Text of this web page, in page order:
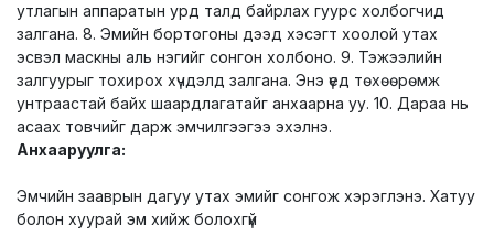
утлагын аппаратын урд талд байрлах гуурс холбогчид
залгана. 8. Эмийн бортогоны дээд хэсэгт хоолой утах
эсвэл маскны аль нэгийг сонгон холбоно. 9. Тэжээлийн
залгуурыг тохирох хүчдэлд залгана. Энэ үед төхөөрөмж
унтраастай байх шаардлагатайг анхаарна уу. 10. Дараа нь
асаах товчийг дарж эмчилгээгээ эхэлнэ.
Анхааруулга:
Эмчийн зааврын дагуу утах эмийг сонгож хэрэглэнэ. Хатуу
болон хуурай эм хийж болохгүй